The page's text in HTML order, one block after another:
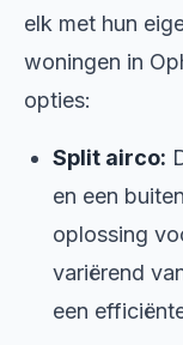
elk met hun
woningen in
opties:
Split airco:
en een
oplossing
variërend
een